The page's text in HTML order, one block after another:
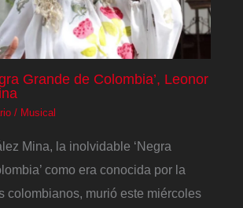
Grande de Colombia’, Leonor
/ Musical
Mina, la inolvidable ‘Negra
como era conocida por la
colombianos, murió este miércoles